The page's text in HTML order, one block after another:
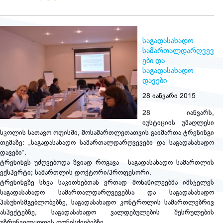
საგადასახადო
სამართალდარღვევ
ები და
საგადასახადო
დავები
28 იანვარი 2015
28 იანვარს,
იუსტიციის უმაღლესი
სკოლის სათავო ოფისში, მოსამართლეთათვის გაიმართა ტრენინგი
თემაზე: „საგადასახადო სამართალდარღვევები და საგადასახადო
დავები“.
ტრენინგს უძღვებოდა ზვიად როგავა - საგადასახადო სამართლის
ექსპერტი; სამართლის დოქტორი/პროფესორი.
ტრენინგზე სხვა საკითხებთან ერთად მონაწილეებმა იმსჯელეს
საგადასახადო სამართალდარღვევებსა და საგადასახადო
პასუხისმგებლობებზე, საგადასახადო კონტროლის სამართლებრივ
ასპექტებზე, საგადასახადო ვალდებულების შესრულების